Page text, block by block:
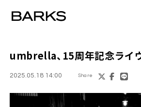
umbrella、15周年記念ライ
2025.05.18 14:00 Share